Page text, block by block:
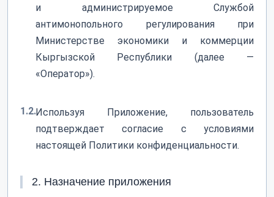
и администрируемое Службой
антимонопольного регулирования при
Министерстве экономики и коммерции
Кыргызской Республики (далее —
«Оператор»).
1.2.Используя Приложение, пользователь
подтверждает согласие с условиями
настоящей Политики конфиденциальности.
2. Назначение приложения